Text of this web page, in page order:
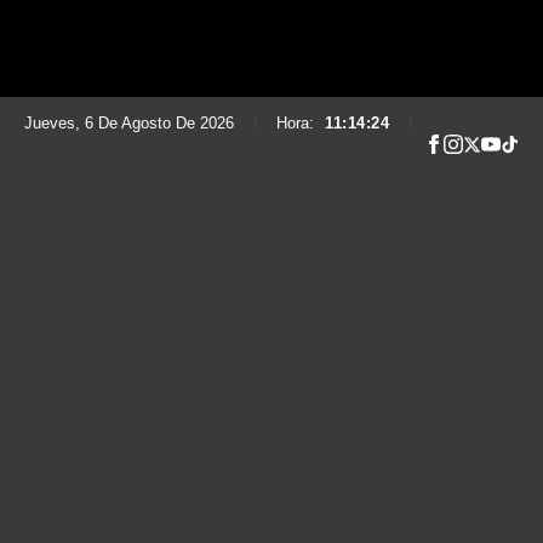
Jueves, 6 De Agosto De 2026 Hora: 11:14:25